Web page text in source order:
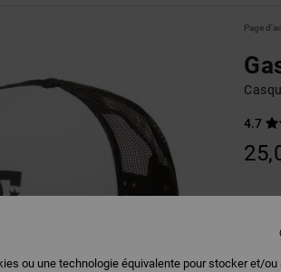
Page
4.7
ou une technologie équivalente pour stocker et/ou